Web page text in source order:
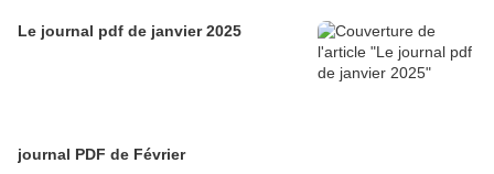
Le journal pdf de janvier 2025
journal PDF de Février